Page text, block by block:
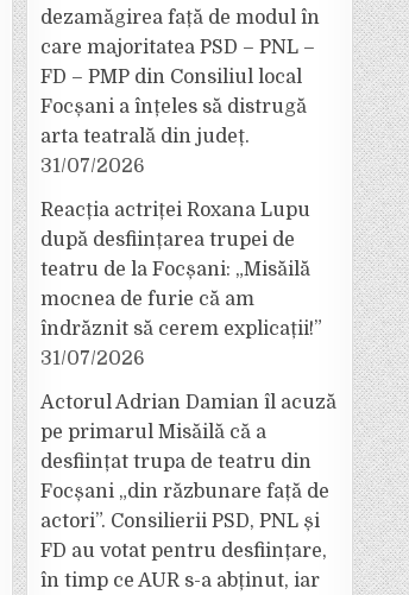
dezamăgirea față de modul în
care majoritatea PSD – PNL –
FD – PMP din Consiliul local
Focșani a înțeles să distrugă
arta teatrală din județ.
31/07/2026
Reacția actriței Roxana Lupu
după desființarea trupei de
teatru de la Focșani: „Misăilă
mocnea de furie că am
îndrăznit să cerem explicații!”
31/07/2026
Actorul Adrian Damian îl acuză
pe primarul Misăilă că a
desființat trupa de teatru din
Focșani „din răzbunare față de
actori”. Consilierii PSD, PNL și
FD au votat pentru desființare,
în timp ce AUR s-a abținut, iar